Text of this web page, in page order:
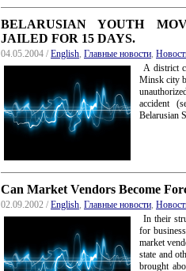
BELARUSIAN YOUTH
JAILED FOR 15 DAYS.
04.05.2004 / English Главные новости
A district
Minsk city
accident
Belarusian
Can Market Vendors Become
02.09.2002 / English Главные новости
In their
for
market
state and
brought